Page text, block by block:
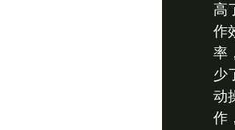
高
作
率
少
动
作